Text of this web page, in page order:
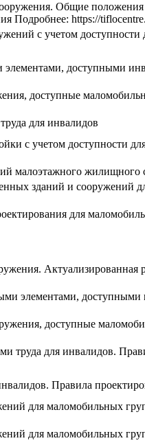
Общие положения
Подробнее: https://
с учетом
доступными
доступные
для инвалидов
с учетом доступности
малоэтажного жилищного
зданий и сооружений
для
элементами, доступными
доступные
труда для инвалидов.
Правила
для маломобильных
для маломобильных